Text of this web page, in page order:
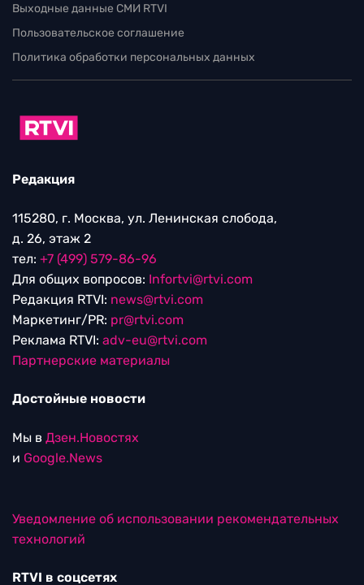
Выходные данные СМИ RTVI
Пользовательское соглашение
Политика обработки персональных данных
Редакция
115280, г. Москва, ул. Ленинская слобода,
д. 26, этаж 2
тел: +7 (499) 579-86-96
Для общих вопросов: Infortvi@rtvi.com
Редакция RTVI: news@rtvi.com
Маркетинг/PR: pr@rtvi.com
Реклама RTVI: adv-eu@rtvi.com
Партнерские материалы
Достойные новости
Мы в Дзен.Новостях
и Google.News
Уведомление об использовании рекомендательных
технологий
RTVI в соцсетях